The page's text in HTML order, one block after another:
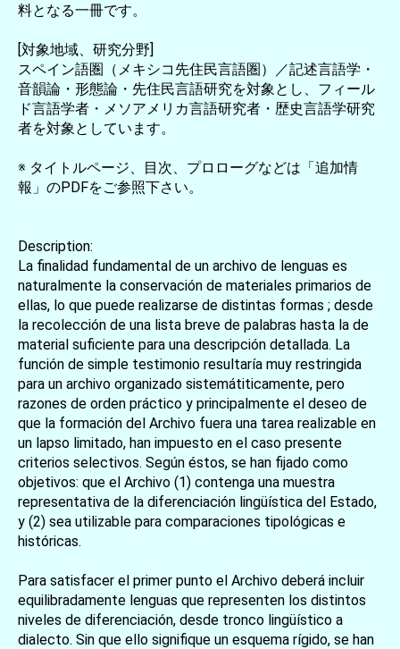
料となる一冊です。
[対象地域、研究分野]
スペイン語圏（メキシコ先住民言語圏）／記述言語学・
音韻論・形態論・先住民言語研究を対象とし、フィール
ド言語学者・メソアメリカ言語研究者・歴史言語学研究
者を対象としています。
※ タイトルページ、目次、プロローグなどは「追加情
報」のPDFをご参照下さい。
Description:
La finalidad fundamental de un archivo de lenguas es
naturalmente la conservación de materiales primarios de
ellas, lo que puede realizarse de distintas formas ; desde
la recolección de una lista breve de palabras hasta la de
material suficiente para una descripción detallada. La
función de simple testimonio resultaría muy restringida
para un archivo organizado sistemátiticamente, pero
razones de orden práctico y principalmente el deseo de
que la formación del Archivo fuera una tarea realizable en
un lapso limitado, han impuesto en el caso presente
criterios selectivos. Según éstos, se han fijado como
objetivos: que el Archivo (1) contenga una muestra
representativa de la diferenciación lingüística del Estado,
y (2) sea utilizable para comparaciones tipológicas e
históricas.
Para satisfacer el primer punto el Archivo deberá incluir
equilibradamente lenguas que representen los distintos
niveles de diferenciación, desde tronco lingüístico a
dialecto. Sin que ello signifique un esquema rígido, se han